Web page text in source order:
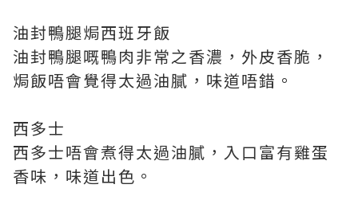
油封鴨腿焗西班牙飯
油封鴨腿嘅鴨肉非常之香濃，外皮香脆，
焗飯唔會覺得太過油膩，味道唔錯。
西多士
西多士唔會煮得太過油膩，入口富有雞蛋
香味，味道出色。